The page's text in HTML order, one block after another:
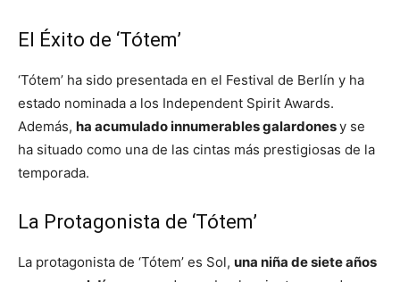
El Éxito de ‘Tótem’
‘Tótem’ ha sido presentada en el Festival de Berlín y ha
estado nominada a los Independent Spirit Awards.
Además, ha acumulado innumerables galardonesy se
ha situado como una de las cintas más prestigiosas de la
temporada.
La Protagonista de ‘Tótem’
La protagonista de ‘Tótem’ es Sol, una niña de siete años